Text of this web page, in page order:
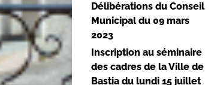
Délibérations du Conseil
Municipal du 09 mars
2023
Inscription au séminaire
des cadres de la Ville de
Bastia du lundi 15 juillet